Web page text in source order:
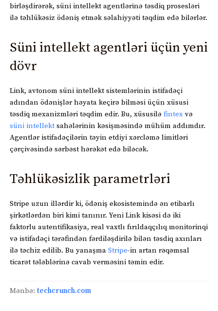
birləşdirərək, süni intellekt agentlərinə təsdiq prosesləri
ilə təhlükəsiz ödəniş etmək səlahiyyəti təqdim edə bilərlər.
Süni intellekt agentləri üçün yeni
dövr
Link, avtonom süni intellekt sistemlərinin istifadəçi
adından ödənişlər həyata keçirə bilməsi üçün xüsusi
təsdiq mexanizmləri təqdim edir. Bu, xüsusilə fintex və
süni intellekt sahələrinin kəsişməsində mühüm addımdır.
Agentlər istifadəçilərin təyin etdiyi xərcləmə limitləri
çərçivəsində sərbəst hərəkət edə biləcək.
Təhlükəsizlik parametrləri
Stripe uzun illərdir ki, ödəniş ekosistemində ən etibarlı
şirkətlərdən biri kimi tanınır. Yeni Link kisəsi də iki
faktorlu autentifikasiya, real vaxtlı fırıldaqçılıq monitorinqi
və istifadəçi tərəfindən fərdiləşdirilə bilən təsdiq axınları
ilə təchiz edilib. Bu yanaşma Stripe-in artan rəqəmsal
ticarət tələblərinə cavab verməsini təmin edir.
Mənbə: techcrunch.com